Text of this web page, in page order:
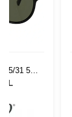
95/31 55
TL